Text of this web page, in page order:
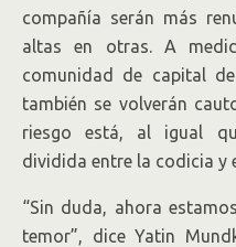
compañía serán más
altas en otras. A
comunidad de capital
también se volverán
riesgo está, al igual
dividida entre la codicia y
“Sin duda, ahora
temor”, dice Yatin